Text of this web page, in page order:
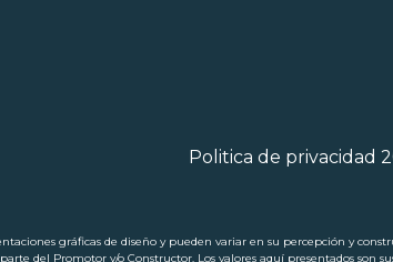
Politica de privacidad
gráficas de diseño y pueden variar en su percepción y
del Promotor y/o Constructor. Los valores aquí presentados son